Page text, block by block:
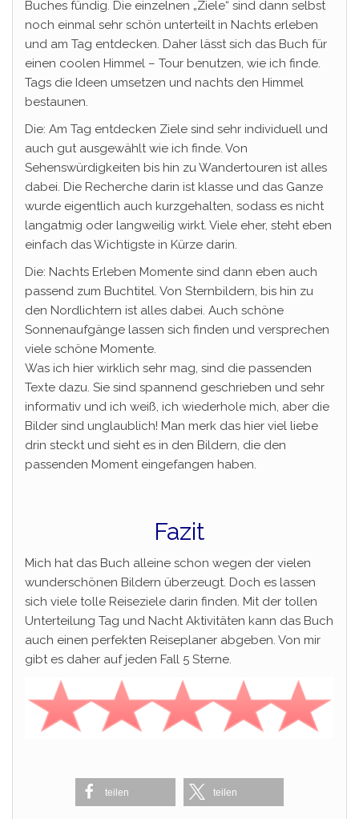
Buches fündig. Die einzelnen „Ziele“ sind dann selbst
noch einmal sehr schön unterteilt in Nachts erleben
und am Tag entdecken. Daher lässt sich das Buch für
einen coolen Himmel – Tour benutzen, wie ich finde.
Tags die Ideen umsetzen und nachts den Himmel
bestaunen.
Die: Am Tag entdecken Ziele sind sehr individuell und
auch gut ausgewählt wie ich finde. Von
Sehenswürdigkeiten bis hin zu Wandertouren ist alles
dabei. Die Recherche darin ist klasse und das Ganze
wurde eigentlich auch kurzgehalten, sodass es nicht
langatmig oder langweilig wirkt. Viele eher, steht eben
einfach das Wichtigste in Kürze darin.
Die: Nachts Erleben Momente sind dann eben auch
passend zum Buchtitel. Von Sternbildern, bis hin zu
den Nordlichtern ist alles dabei. Auch schöne
Sonnenaufgänge lassen sich finden und versprechen
viele schöne Momente.
Was ich hier wirklich sehr mag, sind die passenden
Texte dazu. Sie sind spannend geschrieben und sehr
informativ und ich weiß, ich wiederhole mich, aber die
Bilder sind unglaublich! Man merk das hier viel liebe
drin steckt und sieht es in den Bildern, die den
passenden Moment eingefangen haben.
Fazit
Mich hat das Buch alleine schon wegen der vielen
wunderschönen Bildern überzeugt. Doch es lassen
sich viele tolle Reiseziele darin finden. Mit der tollen
Unterteilung Tag und Nacht Aktivitäten kann das Buch
auch einen perfekten Reiseplaner abgeben. Von mir
gibt es daher auf jeden Fall 5 Sterne.
teilen teilen